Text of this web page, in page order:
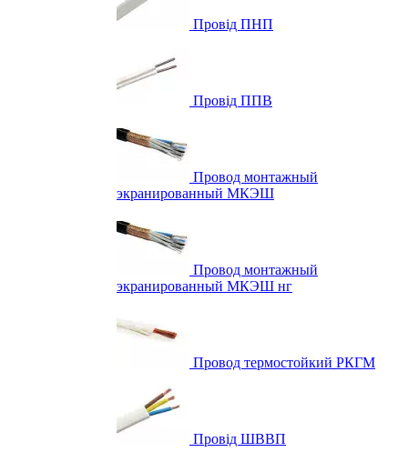
Провід ПНП
Провід ППВ
Провод монтажный
экранированный МКЭШ
Провод монтажный
экранированный МКЭШ нг
Провод термостойкий РКГМ
Провід ШВВП